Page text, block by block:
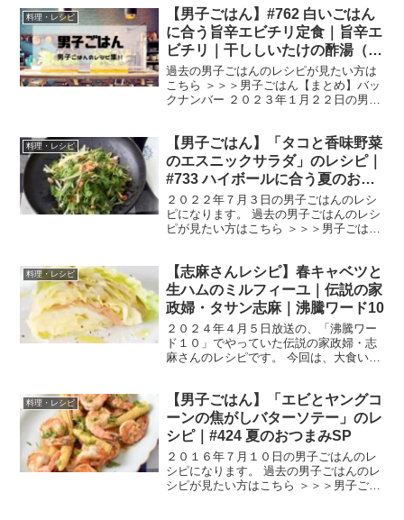
料理・レシピ
【男子ごはん】#762 白いごはん
に合う旨辛エビチリ定食｜旨辛エ
ビチリ｜干ししいたけの酢湯（す
ーたん）｜干し豆腐風中華和え
過去の男子ごはんのレシピが見たい方は
こちら ＞＞＞男子ごはん【まとめ】バッ
クナンバー ２０２３年１月２２日の男子
辛エビチリ （出典：） 材料 エビ（１０
尾）、塩...
料理・レシピ
【男子ごはん】「タコと香味野菜
のエスニックサラダ」のレシピ｜
#733 ハイボールに合う夏のおつ
まみ
２０２２年７月３日の男子ごはんのレシ
ピになります。 過去の男子ごはんのレシ
ピが見たい方はこちら ＞＞＞男子ごはん
（出典：） 材料 香菜 ２束 水菜 １束茹で
タコ ６０...
料理・レシピ
【志麻さんレシピ】春キャベツと
生ハムのミルフィーユ｜伝説の家
政婦・タサン志麻｜沸騰ワード10
２０２４年４月５日放送の、「沸騰ワー
ド１０」でやっていた伝説の家政婦・志
麻さんのレシピです。 今回は、大食い軍
４６の松村沙友理さんを迎えて、「志麻
さん春の爆食祭」です。 ...
料理・レシピ
【男子ごはん】「エビとヤングコ
ーンの焦がしバターソテー」のレ
シピ｜#424 夏のおつまみSP
２０１６年７月１０日の男子ごはんのレ
シピになります。 過去の男子ごはんのレ
シピが見たい方はこちら ＞＞＞男子ごは